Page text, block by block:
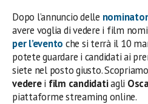
Dopo l’annuncio delle
avere voglia di vedere i film
per l’evento che si terrà il 10
potete guardare i candidati ai
siete nel posto giusto.
vederei film candidatiagli
piattaforme streaming online.